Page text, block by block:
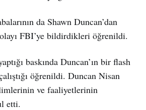
da Shawn Duncan’dan
FBI’ye bildirdikleri öğrenildi.
baskında Duncan’ın bir flash
öğrenildi. Duncan Nisan
ve faaliyetlerinin
etti.